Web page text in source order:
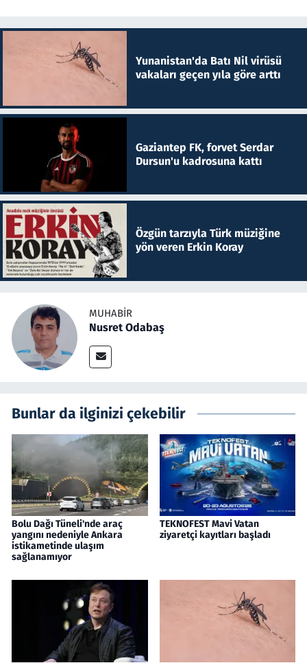
Yunanistan'da Batı Nil virüsü
vakaları geçen yıla göre arttı
Gaziantep FK, forvet Serdar
Dursun'u kadrosuna kattı
Özgün tarzıyla Türk müziğine
yön veren Erkin Koray
MUHABIR
Nusret Odabaş
Bunlar da ilginizi çekebilir
Bolu Dağı Tüneli'nde araç
yangını nedeniyle Ankara
istikametinde ulaşım
sağlanamıyor
TEKNOFEST Mavi Vatan
ziyaretçi kayıtları başladı